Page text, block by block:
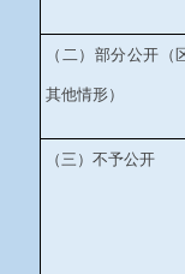
（二）部分公开
其他情形）
（三）不予公开